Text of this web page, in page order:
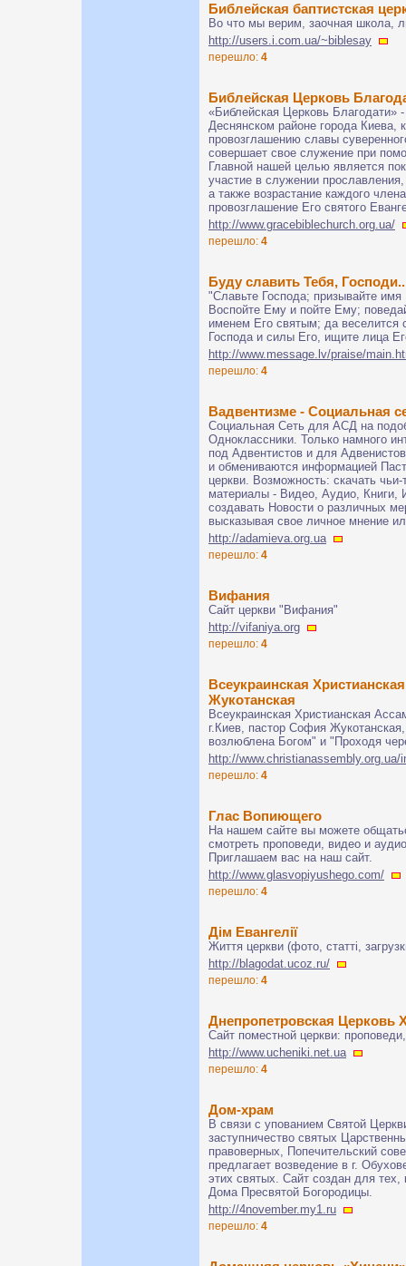
Библейская баптистская
Во что мы верим, заочная школа,
http://users.i.com.ua/~biblesay
перешло: 4
Библейская Церковь
«Библейская Церковь
Деснянском районе города Киева,
провозглашению славы
совершает свое служение при
Главной нашей целью является
участие в служении
а также возрастание каждого
провозглашение Его святого
http://www.gracebiblechurch.org.ua/
перешло: 4
Буду славить Тебя,
"Славьте Господа; призывайте
Воспойте Ему и пойте Ему;
именем Его святым; да
Господа и силы Его, ищите лица
http://www.message.lv/praise/
перешло: 4
Вадвентизме - Социальная
Социальная Сеть для АСД на
Одноклассники. Только намного
под Адвентистов и для
и обмениваются информацией
церкви. Возможность: скачать
материалы - Видео, Аудио, Книги,
создавать Новости о различных
высказывая свое личное мнение
http://adamieva.org.ua
перешло: 4
Вифания
Сайт церкви "Вифания"
http://vifaniya.org
перешло: 4
Всеукраинская
Жукотанская
Всеукраинская Христианская
г.Киев, пастор София
возлюблена Богом" и "Проходя
http://www.christianassembly.org.ua/
перешло: 4
Глас Вопиющего
На нашем сайте вы можете
смотреть проповеди, видео и
Приглашаем вас на наш сайт.
http://www.glasvopiyushego.com/
перешло: 4
Дім Евангелії
Життя церкви (фото, статті,
http://blagodat.ucoz.ru/
перешло: 4
Днепропетровская Церковь
Сайт поместной церкви:
http://www.ucheniki.net.ua
перешло: 4
Дом-храм
В связи с упованием Святой
заступничество святых
правоверных, Попечительский
предлагает возведение в г.
этих святых. Сайт создан для
Дома Пресвятой Богородицы.
http://4november.my1.ru
перешло: 4